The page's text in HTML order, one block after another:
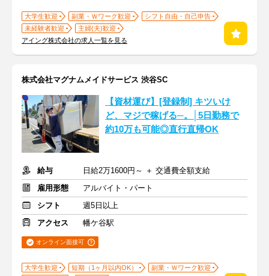
大学生歓迎 副業・Ｗワーク歓迎
シフト自由・自己申告
未経験者歓迎
主婦(夫)歓迎
アイング株式会社の求人一覧を見る
株式会社マグナムメイドサービス 渋谷SC
【資材運び】[登録制] キツいけ
ど、マジで稼げる─。│5日勤務で
約10万も可能◎直行直帰OK
給与
日給2万1600円～ ＋ 交通費全額支給
雇用形態
アルバイト・パート
シフト
週5日以上
アクセス
幡ケ谷駅
オンライン面接可
大学生歓迎 短期（1ヶ月以内OK）
副業・Ｗワーク歓迎